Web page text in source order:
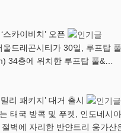
카이비치’ 오픈
드래곤시티가 30일, 루프탑
34층에 위치한 루프탑 풀&…
리 패키지’ 대거 출시
태국 방콕 및 푸켓, 인도네
벽에 자리한 반얀트리 웅가